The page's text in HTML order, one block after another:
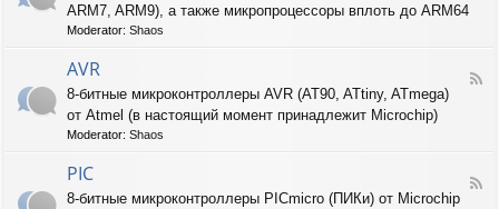
I
e
R
ARM7, ARM9), а также микропроцессоры вплоть до ARM64
Moderator: Shaos
F
V
AVR
8-битные микроконтроллеры AVR (AT90, ATtiny, ATmega)
от Atmel (в настоящий момент принадлежит Microchip)
Moderator: Shaos
F
PIC
8-битные микроконтроллеры PICmicro (ПИКи) от Microchip